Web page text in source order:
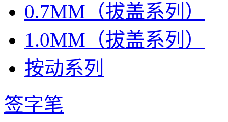
0.7MM（拔盖系列）
1.0MM（拔盖系列）
按动系列
签字笔